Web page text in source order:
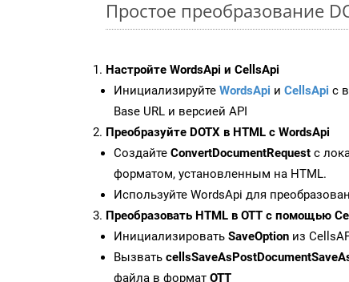
Простое преобразование
Настройте WordsApi и CellsApi
Инициализируйте WordsApi и CellsApi с
Base URL и версией API
Преобразуйте DOTX в HTML с WordsApi
Создайте ConvertDocumentRequest с
форматом, установленным на HTML.
Используйте WordsApi для
Преобразовать HTML в OTT с помощью
Инициализировать SaveOption из
Вызвать
файла в формат OTT